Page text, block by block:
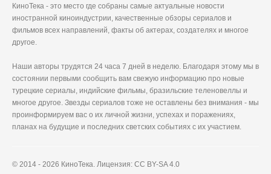
КиноТека - это место где собраны самые актуальные новости
иностранной киноиндустрии, качественные обзоры сериалов и
фильмов всех направлений, факты об актерах, создателях и многое
другое.
Наши авторы трудятся 24 часа 7 дней в неделю. Благодаря этому мы в
состоянии первыми сообщить вам свежую информацию про новые
турецкие сериалы, индийские фильмы, бразильские теленовеллы и
многое другое. Звезды сериалов тоже не оставлены без внимания - мы
проинформируем вас о их личной жизни, успехах и поражениях,
планах на будущие и последних светских событиях с их участием.
© 2014 - 2026 КиноТека. Лицензия: CC BY-SA 4.0